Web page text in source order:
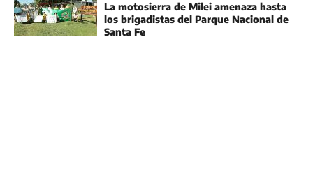
La motosierra de Milei amenaza hasta
los brigadistas del Parque Nacional de
Santa Fe